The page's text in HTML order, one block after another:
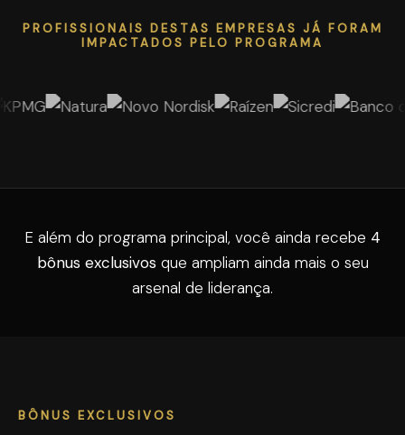
PROFISSIONAIS DESTAS EMPRESAS JÁ FORAM
IMPACTADOS PELO PROGRAMA
E além do programa principal, você ainda recebe 4
bônus exclusivosque ampliam ainda mais o seu
arsenal de liderança.
BÔNUS EXCLUSIVOS